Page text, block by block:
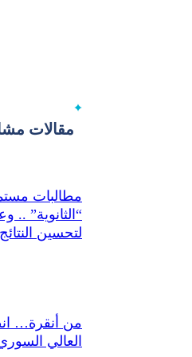
مقالات
مطالبات
لتحسين النتائج
من أنقرة…
العالي